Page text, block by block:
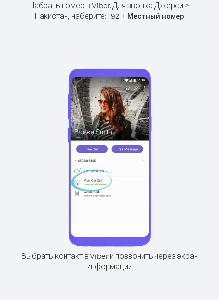
Набрать номер в Viber.Для звонка Джерси >
Пакистан, наберите:+92 + Местный номер
Выбрать контакт в Viber и позвонить через экран
информации